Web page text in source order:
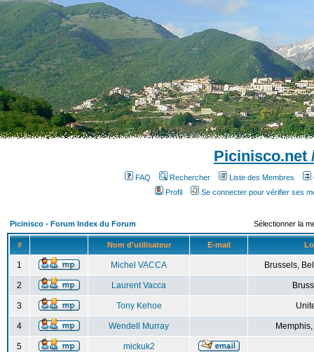
Picinisco.net
FAQ Rechercher Liste des Membres
Profil
Se connecter pour vérifier ses
Picinisco - Forum Index du Forum Sélectionner la
# Nom d'utilisateur E-mail
1 Michel VACCA Brussels,
2 Laurent Vacca
3 Tony Kehoe
4 Wendell Murray
5 mickuk2